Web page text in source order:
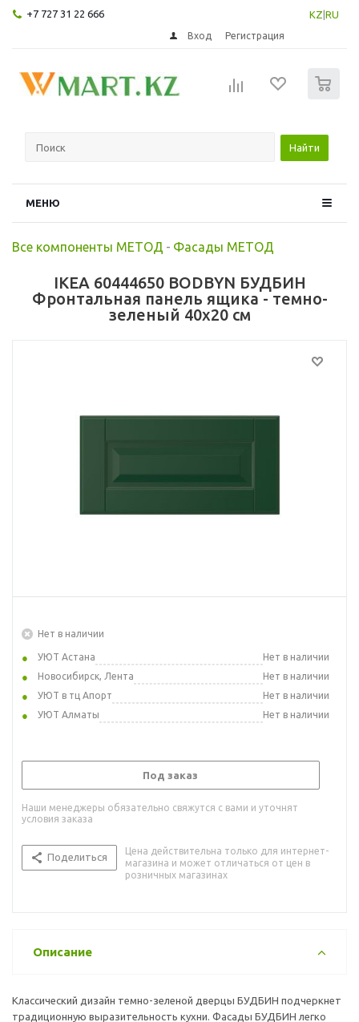
+7 727 31 22 666 KZ RU
Вход Регистрация
Найти
МЕНЮ
Все компоненты МЕТОД - Фасады МЕТОД
IKEA 60444650 BODBYN БУДБИН
Фронтальная панель ящика - темно-
зеленый 40x20 см
Нет в наличии
УЮТ Астана
Нет в наличии
Новосибирск, Лента
Нет в наличии
УЮТ в тц Апорт
Нет в наличии
УЮТ Алматы
Нет в наличии
Под заказ
Наши менеджеры обязательно свяжутся с вами и уточнят
условия заказа
Поделиться
Цена действительна только для интернет-
магазина и может отличаться от цен в
розничных магазинах
Описание
Классический дизайн темно-зеленой дверцы БУДБИН подчеркнет
традиционную выразительность кухни. Фасады БУДБИН легко